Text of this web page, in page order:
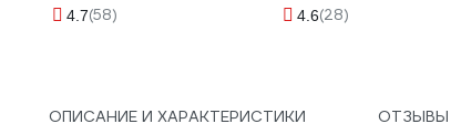
4.7(58)
г бесцветный 200 кг/м2
4.6(28)
ОПИСАНИЕ И ХАРАКТЕРИСТИКИ ОТЗЫВЫ